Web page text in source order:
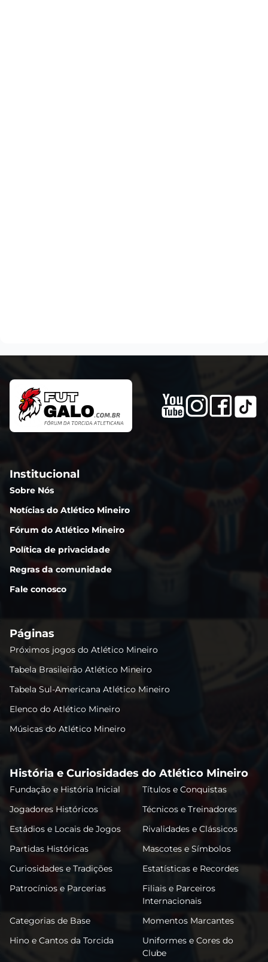
Institucional
Sobre Nós
Notícias do Atlético Mineiro
Fórum do Atlético Mineiro
Política de privacidade
Regras da comunidade
Fale conosco
Páginas
Próximos jogos do Atlético Mineiro
Tabela Brasileirão Atlético Mineiro
Tabela Sul-Americana Atlético Mineiro
Elenco do Atlético Mineiro
Músicas do Atlético Mineiro
História e Curiosidades do Atlético Mineiro
Fundação e História Inicial
Títulos e Conquistas
Jogadores Históricos
Técnicos e Treinadores
Estádios e Locais de Jogos
Rivalidades e Clássicos
Partidas Históricas
Mascotes e Símbolos
Curiosidades e Tradições
Estatísticas e Recordes
Patrocínios e Parcerias
Filiais e Parceiros
Internacionais
Categorias de Base
Momentos Marcantes
Hino e Cantos da Torcida
Uniformes e Cores do
Clube